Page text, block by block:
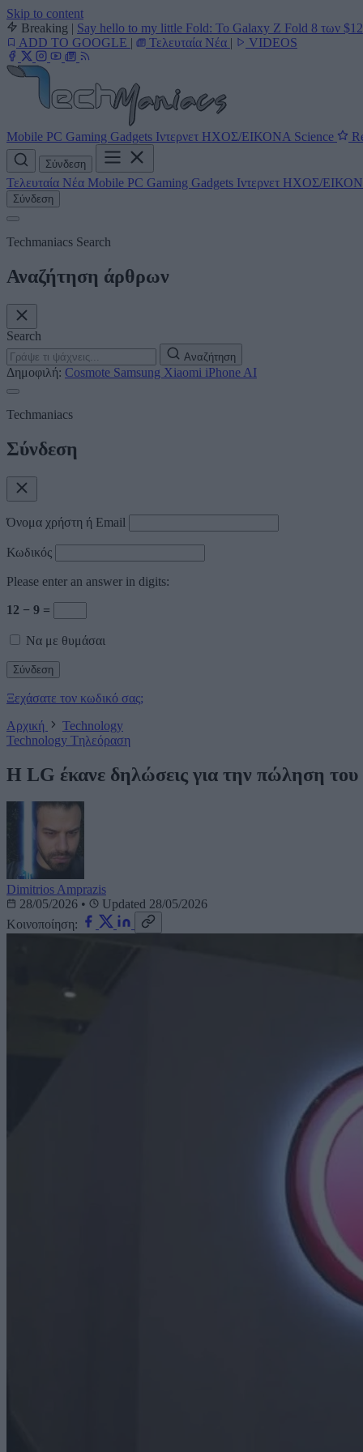
Skip to content
Breaking | Say hello to my little Fold: Το Galaxy Z Fold 8 των
ADD TO GOOGLE | Τελευταία Νέα | VIDEOS
Mobile PC Gaming Gadgets Ιντερνετ ΗΧΟΣ/ΕΙΚΟΝΑ Science
Σύνδεση
Τελευταία Νέα Mobile PC Gaming Gadgets Ιντερνετ ΗΧΟΣ/
Σύνδεση
Techmaniacs Search
Αναζήτηση άρθρων
Search
Αναζήτηση
Δημοφιλή: Cosmote Samsung Xiaomi iPhone AI
Techmaniacs
Σύνδεση
Όνομα χρήστη ή Email
Κωδικός
Please enter an answer in digits:
12 − 9 =
Να με θυμάσαι
Ξεχάσατε τον κωδικό σας;
Αρχική
Technology
Technology Tηλεόραση
Η LG έκανε δηλώσεις για την πώληση
Dimitrios Amprazis
28/05/2026 •
Updated 28/05/2026
Κοινοποίηση: